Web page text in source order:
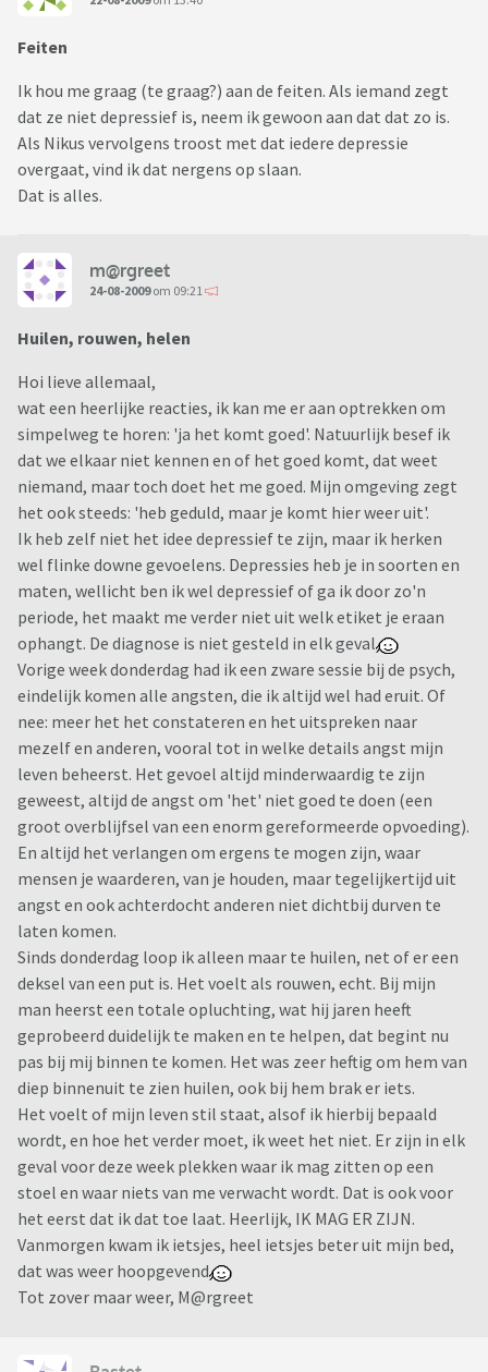
Feiten
Ik hou me graag (te graag?) aan de feiten. Als iemand zegt
dat ze niet depressief is, neem ik gewoon aan dat dat zo is.
Als Nikus vervolgens troost met dat iedere depressie
overgaat, vind ik dat nergens op slaan.
Dat is alles.
m@rgreet
24-08-2009om 09:21
Huilen, rouwen, helen
Hoi lieve allemaal,
wat een heerlijke reacties, ik kan me er aan optrekken om
simpelweg te horen: 'ja het komt goed'. Natuurlijk besef ik
dat we elkaar niet kennen en of het goed komt, dat weet
niemand, maar toch doet het me goed. Mijn omgeving zegt
het ook steeds: 'heb geduld, maar je komt hier weer uit'.
Ik heb zelf niet het idee depressief te zijn, maar ik herken
wel flinke downe gevoelens. Depressies heb je in soorten en
maten, wellicht ben ik wel depressief of ga ik door zo'n
periode, het maakt me verder niet uit welk etiket je eraan
ophangt. De diagnose is niet gesteld in elk geval
Vorige week donderdag had ik een zware sessie bij de psych,
eindelijk komen alle angsten, die ik altijd wel had eruit. Of
nee: meer het het constateren en het uitspreken naar
mezelf en anderen, vooral tot in welke details angst mijn
leven beheerst. Het gevoel altijd minderwaardig te zijn
geweest, altijd de angst om 'het' niet goed te doen (een
groot overblijfsel van een enorm gereformeerde opvoeding).
En altijd het verlangen om ergens te mogen zijn, waar
mensen je waarderen, van je houden, maar tegelijkertijd uit
angst en ook achterdocht anderen niet dichtbij durven te
laten komen.
Sinds donderdag loop ik alleen maar te huilen, net of er een
deksel van een put is. Het voelt als rouwen, echt. Bij mijn
man heerst een totale opluchting, wat hij jaren heeft
geprobeerd duidelijk te maken en te helpen, dat begint nu
pas bij mij binnen te komen. Het was zeer heftig om hem van
diep binnenuit te zien huilen, ook bij hem brak er iets.
Het voelt of mijn leven stil staat, alsof ik hierbij bepaald
wordt, en hoe het verder moet, ik weet het niet. Er zijn in elk
geval voor deze week plekken waar ik mag zitten op een
stoel en waar niets van me verwacht wordt. Dat is ook voor
het eerst dat ik dat toe laat. Heerlijk, IK MAG ER ZIJN.
Vanmorgen kwam ik ietsjes, heel ietsjes beter uit mijn bed,
dat was weer hoopgevend
Tot zover maar weer, M@rgreet